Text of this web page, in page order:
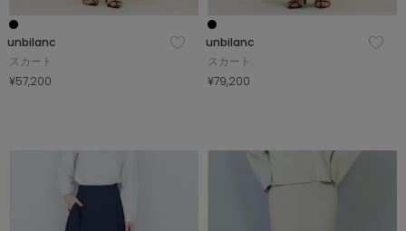
unbilanc
スカート
¥57,200
unbilanc
スカート
¥79,200